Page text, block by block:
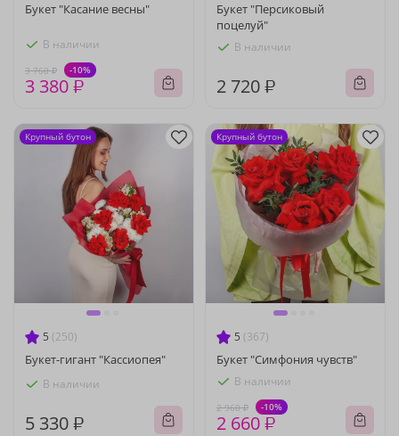
Букет "Касание весны"
В наличии
3 760 ₽ -10%
3 380 ₽
Букет "Персиковый
поцелуй"
В наличии
2 720 ₽
5 (250)
Букет-гигант "Кассиопея"
В наличии
5 330 ₽
Крупный бутон
5 (367)
Букет "Симфония чувств"
В наличии
2 960 ₽ -10%
2 660 ₽
Крупный бутон